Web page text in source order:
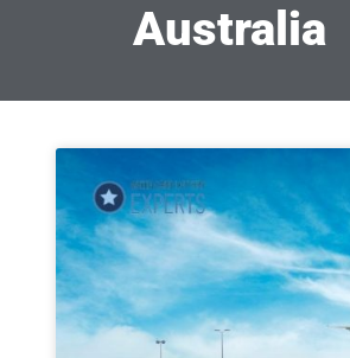
Australia